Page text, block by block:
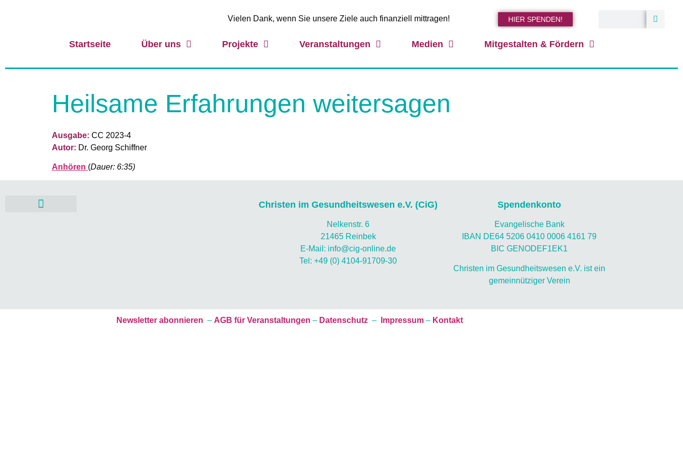
Vielen Dank, wenn Sie unsere Ziele auch finanziell mittragen! HIER SPENDEN!
Startseite Über uns Projekte Veranstaltungen Medien Mitgestalten & Fördern
Heilsame Erfahrungen weitersagen
Ausgabe: CC 2023-4
Autor: Dr. Georg Schiffner
Anhören (Dauer: 6:35)
Christen im Gesundheitswesen e.V. (CiG)
Nelkenstr. 6
21465 Reinbek
E-Mail: info@cig-online.de
Tel: +49 (0) 4104-91709-30
Spendenkonto
Evangelische Bank
IBAN DE64 5206 0410 0006 4161 79
BIC GENODEF1EK1
Christen im Gesundheitswesen e.V. ist ein
gemeinnütziger Verein
Newsletter abonnieren – AGB für Veranstaltungen – Datenschutz – Impressum – Kontakt